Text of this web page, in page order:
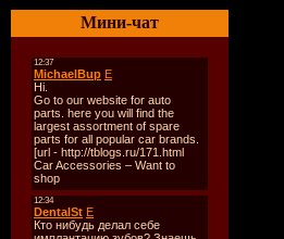
Мини-чат